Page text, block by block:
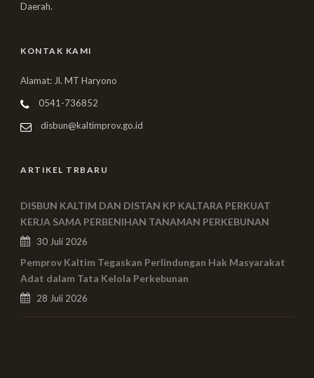
Daerah.
KONTAK KAMI
Alamat: Jl. MT Haryono
0541-736852
disbun@kaltimprov.go.id
ARTIKEL TRBARU
DISBUN KALTIM DAN DISTAN KP KALTARA PERKUAT
KERJA SAMA PERBENIHAN TANAMAN PERKEBUNAN
30 Juli 2026
Pemprov Kaltim Tegaskan Perlindungan Hak Masyarakat
Adat dalam Tata Kelola Perkebunan
28 Juli 2026